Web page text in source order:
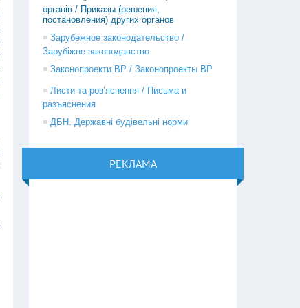
органів / Приказы (решения,
постановления) других органов
Зарубежное законодательство /
Зарубіжне законодавство
Законопроекти ВР / Законопроекты ВР
Листи та роз’яснення / Письма и
разъяснения
ДБН. Державні будівельні норми
РЕКЛАМА